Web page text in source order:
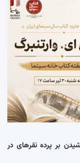
بر پرده نقرهای در